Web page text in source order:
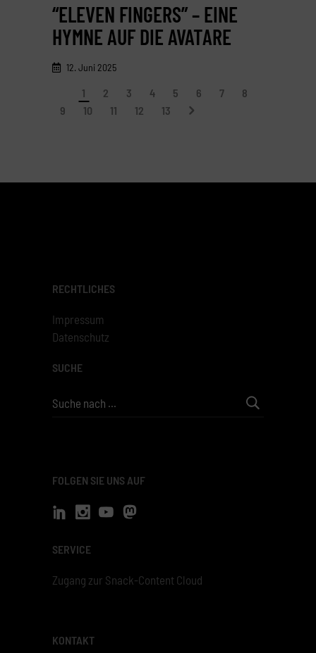
“ELEVEN FINGERS” – EINE
HYMNE AUF DIE AVATARE
12. Juni 2025
1 2 3 4 5 6 7
8
9
10 11 12 13
RECHTLICHES
Impressum
Datenschutz
SUCHE
Search
FOLGEN SIE UNS AUF
SERVICE
Zugang zur Snack-Content Cloud
KONTAKT